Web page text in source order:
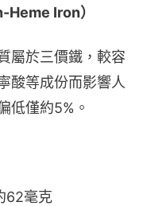
Heme Iron）
屬於三價鐵，較容
酸等成份而影響人
低僅約5%。
62毫克